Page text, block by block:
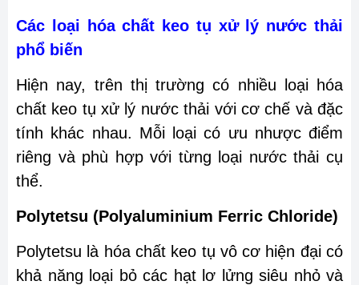
Các loại hóa chất keo tụ xử lý nước thải
phổ biến
Hiện nay, trên thị trường có nhiều loại hóa
chất keo tụ xử lý nước thải với cơ chế và đặc
tính khác nhau. Mỗi loại có ưu nhược điểm
riêng và phù hợp với từng loại nước thải cụ
thể.
Polytetsu (Polyaluminium Ferric Chloride)
Polytetsu là hóa chất keo tụ vô cơ hiện đại có
khả năng loại bỏ các hạt lơ lửng siêu nhỏ và